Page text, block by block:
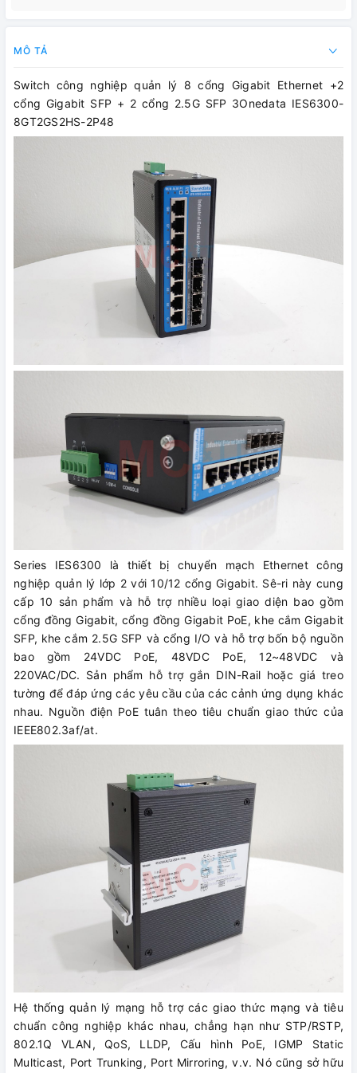
MÔ TẢ
Switch công nghiệp quản lý 8 cổng Gigabit Ethernet +2
cổng Gigabit SFP + 2 cổng 2.5G SFP 3Onedata IES6300-
8GT2GS2HS-2P48
Series IES6300 là thiết bị chuyển mạch Ethernet công
nghiệp quản lý lớp 2 với 10/12 cổng Gigabit. Sê-ri này cung
cấp 10 sản phẩm và hỗ trợ nhiều loại giao diện bao gồm
cổng đồng Gigabit, cổng đồng Gigabit PoE, khe cắm Gigabit
SFP, khe cắm 2.5G SFP và cổng I/O và hỗ trợ bốn bộ nguồn
bao gồm 24VDC PoE, 48VDC PoE, 12~48VDC và
220VAC/DC. Sản phẩm hỗ trợ gắn DIN-Rail hoặc giá treo
tường để đáp ứng các yêu cầu của các cảnh ứng dụng khác
nhau. Nguồn điện PoE tuân theo tiêu chuẩn giao thức của
IEEE802.3af/at.
Hệ thống quản lý mạng hỗ trợ các giao thức mạng và tiêu
chuẩn công nghiệp khác nhau, chẳng hạn như STP/RSTP,
802.1Q VLAN, QoS, LLDP, Cấu hình PoE, IGMP Static
Multicast, Port Trunking, Port Mirroring, v.v. Nó cũng sở hữu